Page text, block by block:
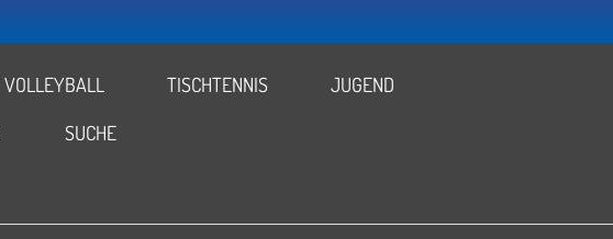
VOLLEYBALL TISCHTENNIS
JUGEND
SUCHE